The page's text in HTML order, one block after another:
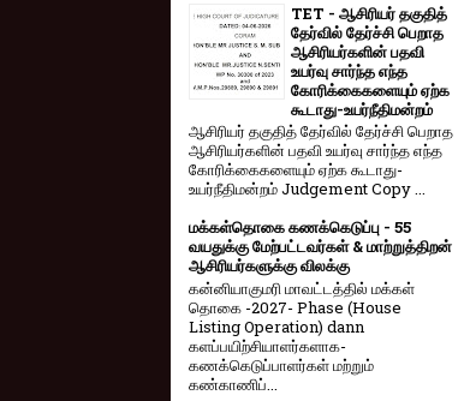
TET - ஆசிரியர் தகுதித்
தேர்வில் தேர்ச்சி பெறாத
ஆசிரியர்களின் பதவி
உயர்வு சார்ந்த எந்த
கோரிக்கைகளையும் ஏற்க
கூடாது-உயர்நீதிமன்றம்
ஆசிரியர் தகுதித் தேர்வில் தேர்ச்சி பெறாத
ஆசிரியர்களின் பதவி உயர்வு சார்ந்த எந்த
கோரிக்கைகளையும் ஏற்க கூடாது-
உயர்நீதிமன்றம் Judgement Copy ...
மக்கள்தொகை கணக்கெடுப்பு - 55
வயதுக்கு மேற்பட்டவர்கள் & மாற்றுத்திறன்
ஆசிரியர்களுக்கு விலக்கு
கன்னியாகுமரி மாவட்டத்தில் மக்கள்
தொகை -2027- Phase (House
Listing Operation) dann
களப்பயிற்சியாளர்களாக-
கணக்கெடுப்பாளர்கள் மற்றும்
கண்காணிப்...